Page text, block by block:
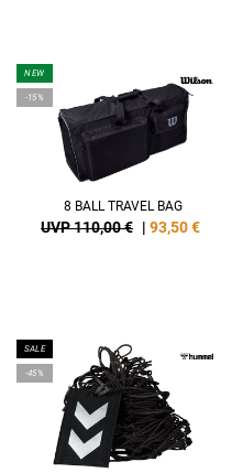
NEW
-15%
8 BALL TRAVEL BAG
UVP 110,00 € | 93,50€
SALE
-45%